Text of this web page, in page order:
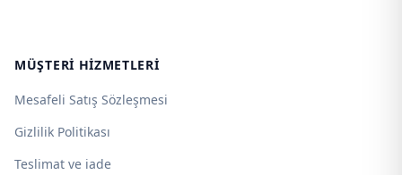
MÜŞTERI HIZMETLERI
Mesafeli Satış Sözleşmesi
Gizlilik Politikası
Teslimat ve iade